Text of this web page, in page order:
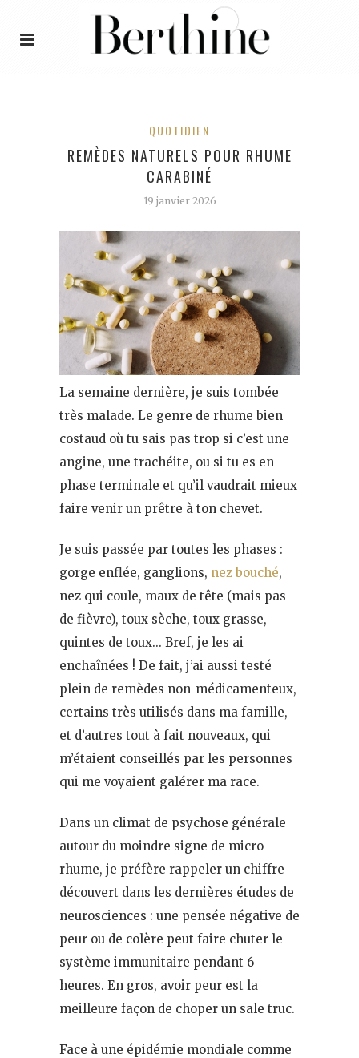
QUOTIDIEN
REMÈDES NATURELS POUR RHUME
CARABINÉ
19 janvier 2026
La semaine dernière, je suis tombée
très malade. Le genre de rhume bien
costaud où tu sais pas trop si c’est une
angine, une trachéite, ou si tu es en
phase terminale et qu’il vaudrait mieux
faire venir un prêtre à ton chevet.
Je suis passée par toutes les phases :
gorge enflée, ganglions, nez bouché,
nez qui coule, maux de tête (mais pas
de fièvre), toux sèche, toux grasse,
quintes de toux… Bref, je les ai
enchaînées ! De fait, j’ai aussi testé
plein de remèdes non-médicamenteux,
certains très utilisés dans ma famille,
et d’autres tout à fait nouveaux, qui
m’étaient conseillés par les personnes
qui me voyaient galérer ma race.
Dans un climat de psychose générale
autour du moindre signe de micro-
rhume, je préfère rappeler un chiffre
découvert dans les dernières études de
neurosciences : une pensée négative de
peur ou de colère peut faire chuter le
système immunitaire pendant 6
heures. En gros, avoir peur est la
meilleure façon de choper un sale truc.
Face à une épidémie mondiale comme